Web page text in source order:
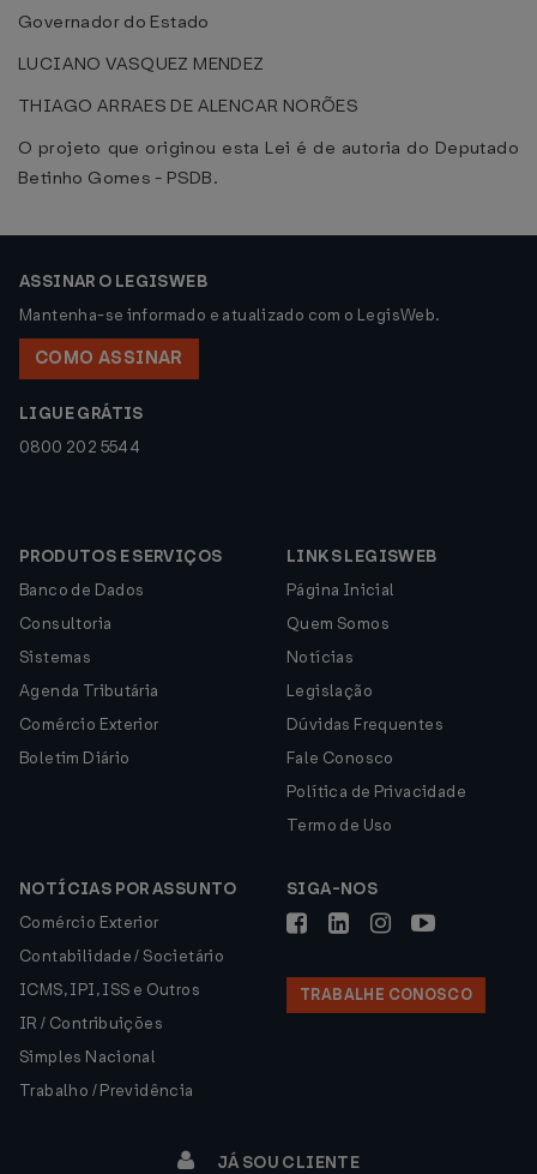
Governador do Estado
LUCIANO VASQUEZ MENDEZ
THIAGO ARRAES DE ALENCAR NORÕES
O projeto que originou esta Lei é de autoria do Deputado
Betinho Gomes - PSDB.
ASSINAR O LEGISWEB
Mantenha-se informado e atualizado com o LegisWeb.
COMO ASSINAR
LIGUE GRÁTIS
0800 202 5544
PRODUTOS E SERVIÇOS
Banco de Dados
Consultoria
Sistemas
Agenda Tributária
Comércio Exterior
Boletim Diário
LINKS LEGISWEB
Página Inicial
Quem Somos
Notícias
Legislação
Dúvidas Frequentes
Fale Conosco
Política de Privacidade
Termo de Uso
NOTÍCIAS POR ASSUNTO
Comércio Exterior
Contabilidade / Societário
ICMS, IPI, ISS e Outros
IR / Contribuições
Simples Nacional
Trabalho / Previdência
SIGA-NOS
TRABALHE CONOSCO
JÁ SOU CLIENTE